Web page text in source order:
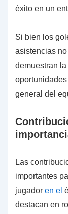
éxito en un
Si bien los
asistencias
demuestran
general del
Las
importantes
jugador en el
destacan en